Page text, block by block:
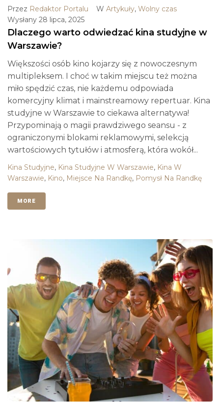
Przez Redaktor Portalu W Artykuły, Wolny czas
Wysłany 28 lipca, 2025
Dlaczego warto odwiedzać kina studyjne w
Warszawie?
Większości osób kino kojarzy się z nowoczesnym
multipleksem. I choć w takim miejscu też można
miło spędzić czas, nie każdemu odpowiada
komercyjny klimat i mainstreamowy repertuar. Kina
studyjne w Warszawie to ciekawa alternatywa!
Przypominają o magii prawdziwego seansu - z
ograniczonymi blokami reklamowymi, selekcją
wartościowych tytułów i atmosferą, która wokół...
Kina Studyjne, Kina Studyjne W Warszawie, Kina W
Warszawie, Kino, Miejsce Na Randkę, Pomysł Na Randkę
MORE